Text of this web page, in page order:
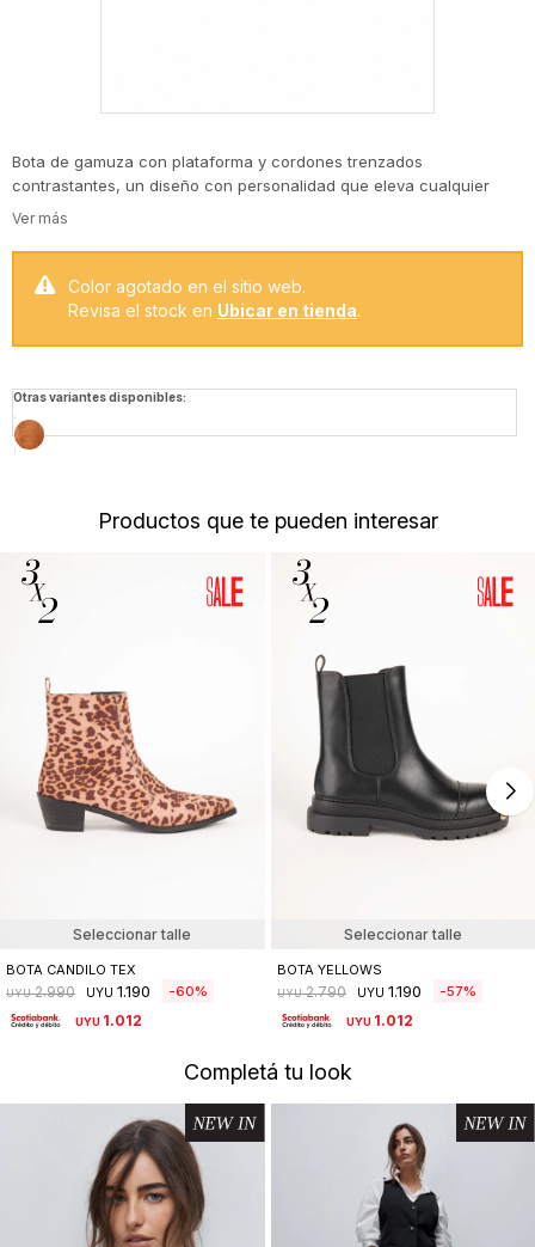
Bota de gamuza con plataforma y cordones trenzados
contrastantes, un diseño con personalidad que eleva cualquier
look invernal. Su silueta chunky y los detalles metálicos le aportan
oversized o prendas sastreras relajadas.
Composición: capellada de gamuza sintética y suela de goma.
Color agotado en el sitio web.
Revisa el stock en Ubicar en tienda.
Otras variantes disponibles:
Productos que te pueden interesar
Seleccionar talle
BOTA CANDILO TEX
UYU 2.990 UYU 1.190 60
UYU 1.012
Seleccionar talle
BOTA YELLOWS
UYU 2.790 UYU 1.190 57
UYU 1.012
Completá tu look